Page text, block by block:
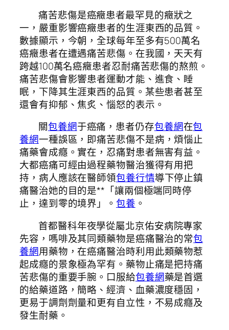
痛苦悲傷是癌癥患者最罕見的癥狀之
一，嚴重影響癌癥患者的生涯東西的品質。
數據顯示，今朝，全球每年至多有500萬名
癌癥患者在遭遇痛苦悲傷。在我國，天天有
跨越100萬名癌癥患者忍耐痛苦悲傷的熬煎。
痛苦悲傷會影響患者運動才能、進食、睡
眠，下降其生涯東西的品質。某些患者甚至
還會有抑郁、焦炙、惱怒的表示。
關包養網于癌痛，患者仍存包養網在包
養網一種誤區，即痛苦悲傷不是病，煩惱止
痛藥會成癮。實在，忍痛對患者無害有益。
大都癌痛可經由過程藥物醫治獲得有用把
持，病人應該在醫師領包養行情導下停止鎮
痛醫治她的目的是**「讓兩個極端同時停
止，達到零的境界」。 包養 。
首都醫科年夜學從屬北京佑安病院專家
先容，嗎啡及其同類藥物是癌痛醫治的常包
養網用藥物，在癌痛醫治時利用此類藥物惹
起成癮的景象極為罕有。藥物止痛是把持痛
苦悲傷的重要手腕。口服給包養網藥是首選
的給藥道路，簡略、經濟、血藥濃度穩固，
更易于調劑劑量和更有自立性，不易成癮及
發生耐藥。